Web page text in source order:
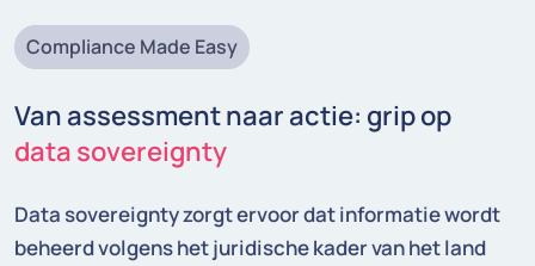
Compliance Made Easy
Van assessment naar actie: grip op
data sovereignty
Data sovereignty zorgt ervoor dat informatie wordt
beheerd volgens het juridische kader van het land